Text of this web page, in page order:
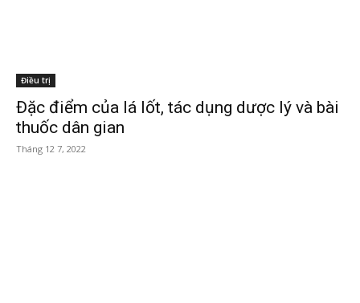
Điều trị
Đặc điểm của lá lốt, tác dụng dược lý và bài
thuốc dân gian
Tháng 12 7, 2022